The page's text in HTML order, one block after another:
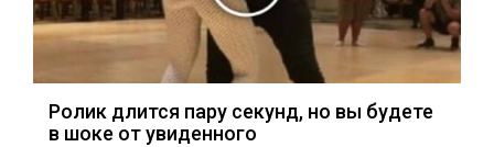
Ролик длится пару секунд, но вы будете
в шоке от увиденного